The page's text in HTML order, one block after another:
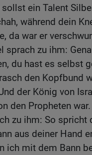
ein Talent
während dein
da war er
sprach zu ihm:
du hast es selbst
den Kopfbund
der König von
den Propheten war.
zu ihm: So spricht
aus deiner Hand
ich mit dem Bann